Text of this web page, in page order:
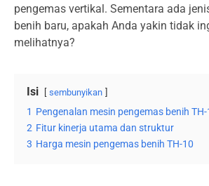
pengemas vertikal. Sementara ada
benih baru, apakah Anda yakin tidak
melihatnya?
Isi sembunyikan
1 Pengenalan mesin pengemas benih TH-
2 Fitur kinerja utama dan struktur
3 Harga mesin pengemas benih TH-10